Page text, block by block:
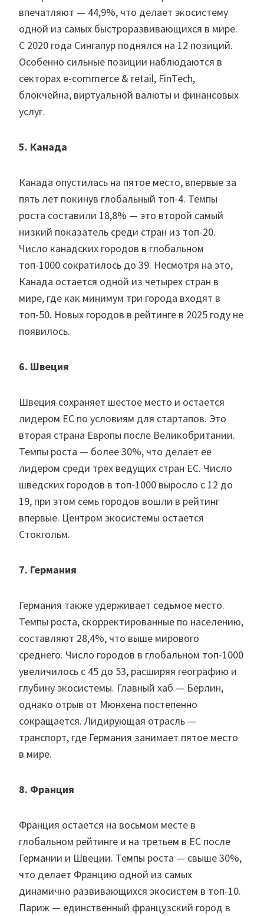
впечатляют — 44,9%, что делает экосистему
одной из самых быстроразвивающихся в мире.
С 2020 года Сингапур поднялся на 12 позиций.
Особенно сильные позиции наблюдаются в
секторах e-commerce & retail, FinTech,
блокчейна, виртуальной валюты и финансовых
услуг.
5. Канада
Канада опустилась на пятое место, впервые за
пять лет покинув глобальный топ-4. Темпы
роста составили 18,8% — это второй самый
низкий показатель среди стран из топ-20.
Число канадских городов в глобальном
топ-1000 сократилось до 39. Несмотря на это,
Канада остается одной из четырех стран в
мире, где как минимум три города входят в
топ-50. Новых городов в рейтинге в 2025 году не
появилось.
6. Швеция
Швеция сохраняет шестое место и остается
лидером ЕС по условиям для стартапов. Это
вторая страна Европы после Великобритании.
Темпы роста — более 30%, что делает ее
лидером среди трех ведущих стран ЕС. Число
шведских городов в топ-1000 выросло с 12 до
19, при этом семь городов вошли в рейтинг
впервые. Центром экосистемы остается
Стокгольм.
7. Германия
Германия также удерживает седьмое место.
Темпы роста, скорректированные по населению,
составляют 28,4%, что выше мирового
среднего. Число городов в глобальном топ-1000
увеличилось с 45 до 53, расширяя географию и
глубину экосистемы. Главный хаб — Берлин,
однако отрыв от Мюнхена постепенно
сокращается. Лидирующая отрасль —
транспорт, где Германия занимает пятое место
в мире.
8. Франция
Франция остается на восьмом месте в
глобальном рейтинге и на третьем в ЕС после
Германии и Швеции. Темпы роста — свыше 30%,
что делает Францию одной из самых
динамично развивающихся экосистем в топ-10.
Париж — единственный французский город в